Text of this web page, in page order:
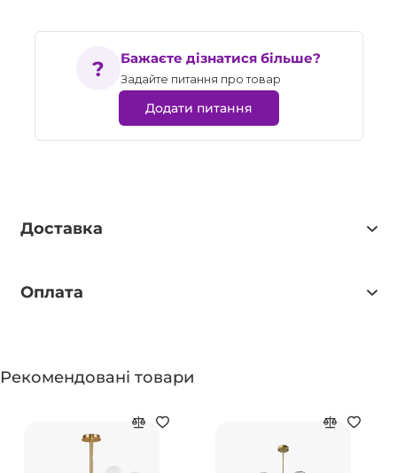
Бажаєте дізнатися більше?
Задайте питання про товар
Додати питання
Доставка
Оплата
Рекомендовані товари